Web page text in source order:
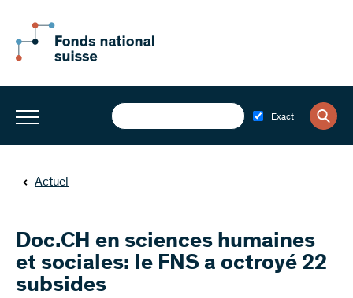
Exact
Actuel
Doc.CH en sciences humaines
et sociales: le FNS a octroyé 22
subsides